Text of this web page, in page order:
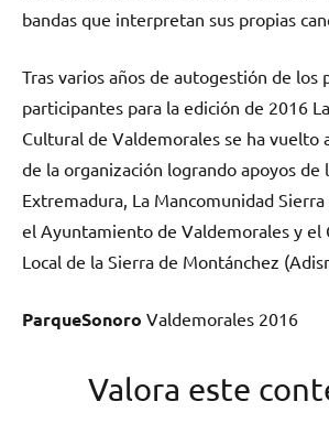
bandas que interpretan sus propias
Tras varios años de autogestión de los
participantes para la edición de 2016
Cultural de Valdemorales se ha vuelto
de la organización logrando apoyos de
Extremadura, La Mancomunidad Sierra
el Ayuntamiento de Valdemorales y el
Local de la Sierra de Montánchez
ParqueSonoro Valdemorales 2016
Valora este